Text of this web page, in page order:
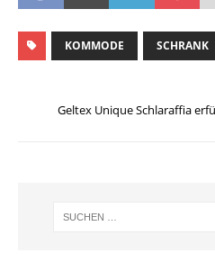
KOMMODE SCHRANK
Geltex Unique Schlaraffia